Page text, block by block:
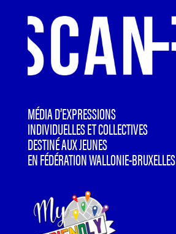
MÉDIA D’EXPRESSIONS
INDIVIDUELLES ET COLLECTIVES
DESTINÉ AUX JEUNES
EN FÉDÉRATION WALLONIE-BRUXELLES